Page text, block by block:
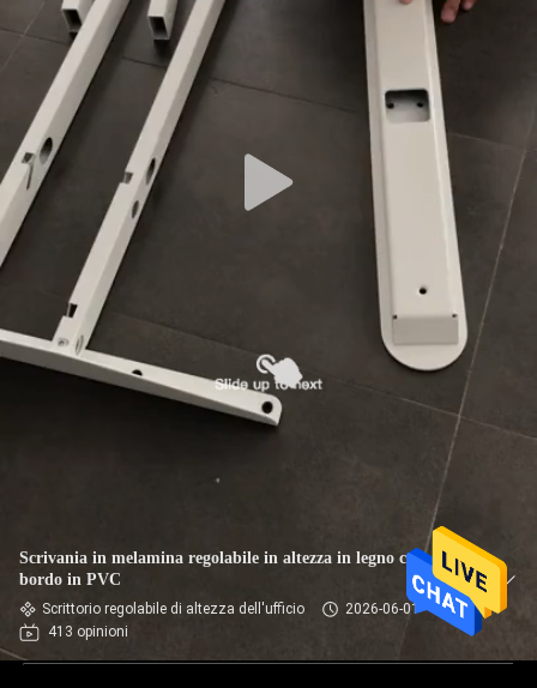
Scrivania in melamina regolabile in altezza in legno con
bordo in PVC
Scrittorio regolabile di altezza dell'ufficio
2026-06-01
413 opinioni